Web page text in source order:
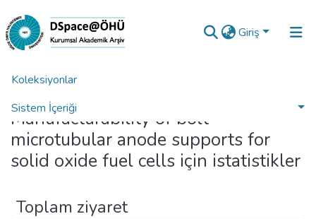
Giriş
Koleksiyonlar
Sistem İçeriği
Analiz
Talep/Soru
Ana Sayfa
Manufacturability of bolt-
microtubular anode supports for
solid oxide fuel cells için istatistikler
Toplam ziyaret